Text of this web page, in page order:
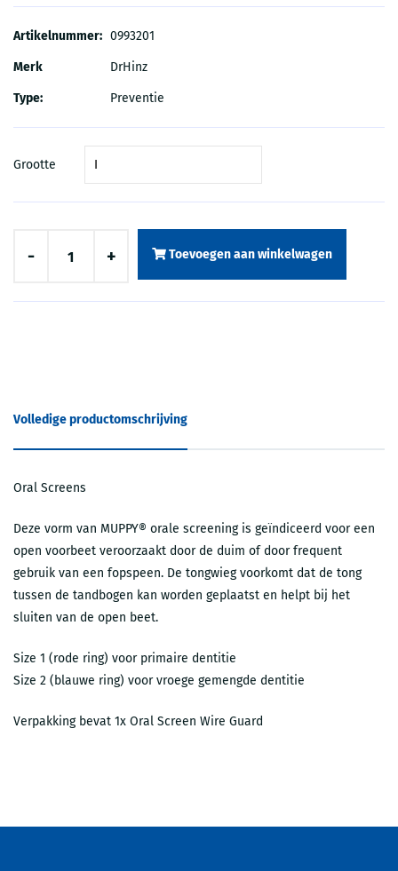
Artikelnummer: 0993201
Merk DrHinz
Type: Preventie
Grootte
- + Toevoegen aan winkelwagen
Volledige productomschrijving
Oral Screens
Deze vorm van MUPPY® orale screening is geïndiceerd voor een
open voorbeet veroorzaakt door de duim of door frequent
gebruik van een fopspeen. De tongwieg voorkomt dat de tong
tussen de tandbogen kan worden geplaatst en helpt bij het
sluiten van de open beet.
Size 1 (rode ring) voor primaire dentitie
Size 2 (blauwe ring) voor vroege gemengde dentitie
Verpakking bevat 1x Oral Screen Wire Guard